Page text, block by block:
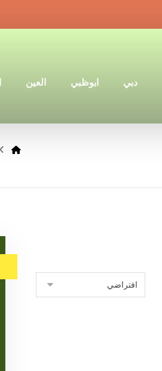
دبي ابوظبي العين